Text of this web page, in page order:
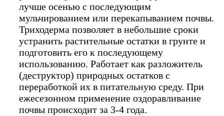
лучше осенью с последующим
мульчированием или перекапыванием почвы.
Триходерма позволяет в небольшие сроки
устранить растительные остатки в грунте и
подготовить его к последующему
использованию. Работает как разложитель
(деструктор) природных остатков с
переработкой их в питательную среду. При
ежесезонном применение оздоравливание
почвы происходит за 3-4 года.